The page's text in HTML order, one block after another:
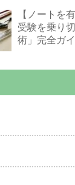
【ノートを
受験を乗り
術」完全ガ